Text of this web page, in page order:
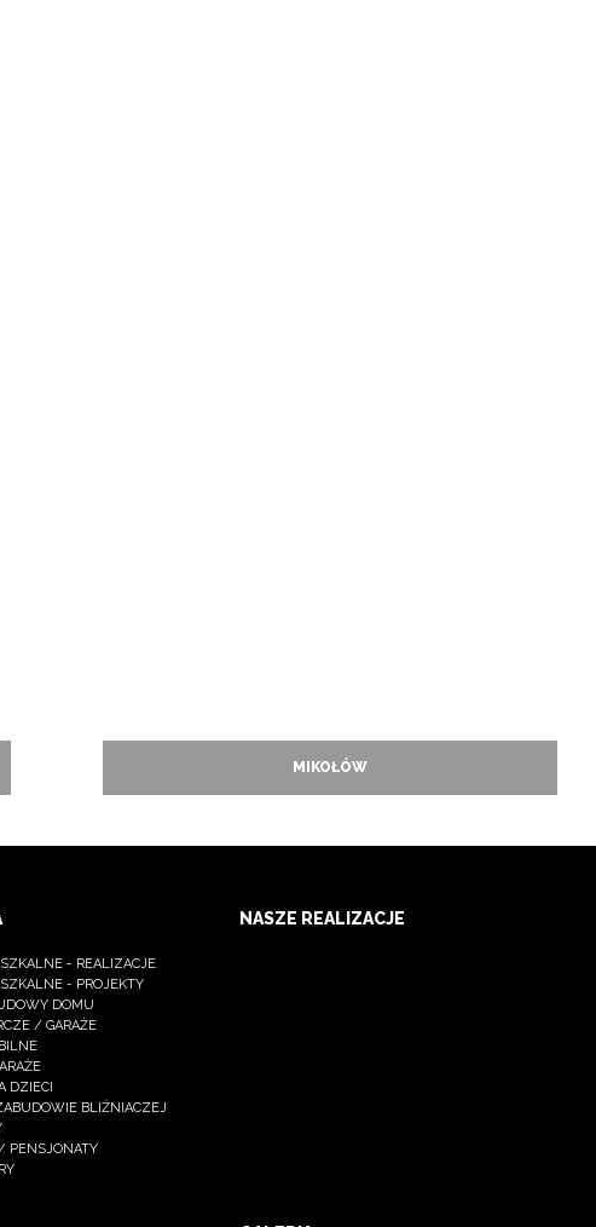
MIKOŁÓW
- REALIZACJE
- PROJEKTY
DOMU
/ GARAŻE
DZIECI
BLIŹNIACZEJ
PENSJONATY
NASZE REALIZACJE